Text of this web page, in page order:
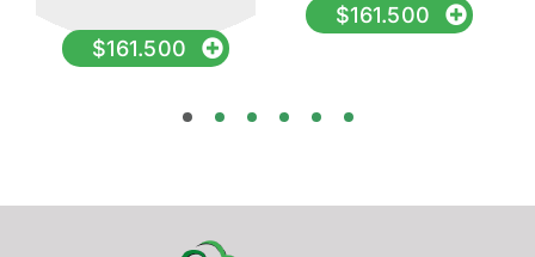
$161.500
$161.500